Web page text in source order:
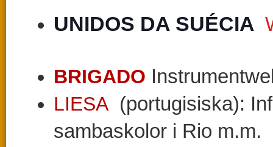
UNIDOS DA SUÉCIA
BRIGADO
LIESA (portugisiska):
sambaskolor i Rio m.m.